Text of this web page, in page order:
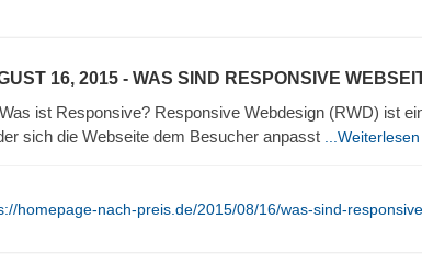
16, 2015 - WAS SIND RESPONSIVE
Was ist Responsive? Responsive Webdesign (RWD) ist
sich die Webseite dem Besucher anpasst
...Weiterlesen
homepage-nach-preis.de/2015/08/16/was-sind-